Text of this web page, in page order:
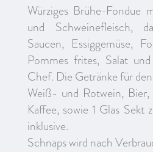
Würziges Brühe-Fondue
und Schweinefleisch,
Saucen, Essiggemüse,
Pommes frites, Salat
Chef. Die Getränke für
Weiß- und Rotwein,
Kaffee, sowie 1 Glas Sekt
inklusive.
Schnaps wird nach